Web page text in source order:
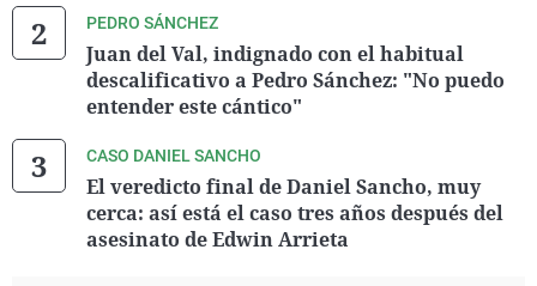
PEDRO SÁNCHEZ
Juan del Val, indignado con el habitual
descalificativo a Pedro Sánchez: "No puedo
entender este cántico"
CASO DANIEL SANCHO
El veredicto final de Daniel Sancho, muy
cerca: así está el caso tres años después del
asesinato de Edwin Arrieta